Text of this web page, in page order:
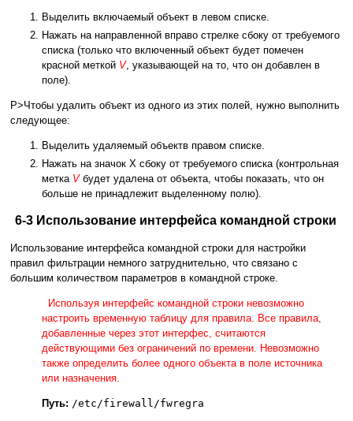
Выделить включаемый объект в левом списке.
Нажать на направленной вправо стрелке сбоку от требуемого
списка (только что включенный объект будет помечен
красной меткой V, указывающей на то, что он добавлен в
поле).
P>Чтобы удалить объект из одного из этих полей, нужно выполнить
следующее:
Выделить удаляемый объектв правом списке.
Нажать на значок X сбоку от требуемого списка (контрольная
метка V будет удалена от объекта, чтобы показать, что он
больше не принадлежит выделенному полю).
6-3 Использование интерфейса командной строки
Использование интерфейса командной строки для настройки
правил фильтрации немного затруднительно, что связано с
большим количеством параметров в командной строке.
Используя интерфейс командной строки невозможно
настроить временную таблицу для правила. Все правила,
добавленные через этот интерфес, считаются
действующими без ограничений по времени. Невозможно
также определить более одного объекта в поле источника
или назначения.
Путь: /etc/firewall/fwregra